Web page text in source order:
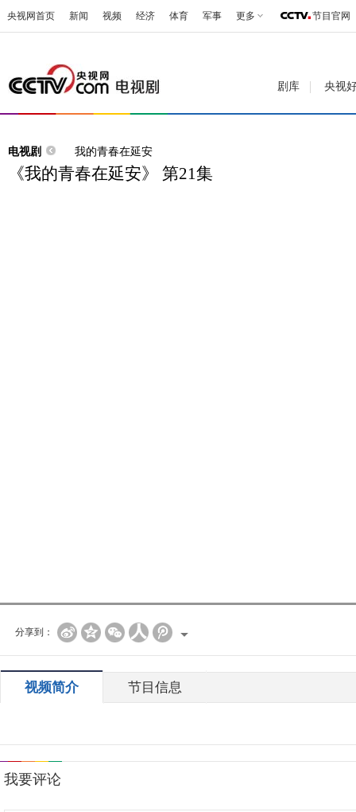
央视网首页 新闻 视频 经济 体育 军事 更多 节目官网
剧库 央视
电视剧 我的青春在延安
《我的青春在延安》 第21集
分享到：
视频简介 节目信息